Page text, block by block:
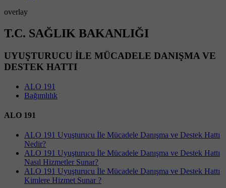
overlay
T.C. SAĞLIK BAKANLIĞI
UYUŞTURUCU İLE MÜCADELE DANIŞMA VE
DESTEK HATTI
ALO 191
Bağımlılık
ALO 191
ALO 191 Uyuşturucu İle Mücadele Danışma ve Destek Hattı
Nedir?
ALO 191 Uyuşturucu İle Mücadele Danışma ve Destek Hattı
Nasıl Hizmetler Sunar?
ALO 191 Uyuşturucu İle Mücadele Danışma ve Destek Hattı
Kimlere Hizmet Sunar ?